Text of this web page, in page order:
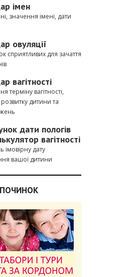
імен
значення імені, дати
овуляції
сприятливих для зачаття
вагітності
терміну вагітності,
дитини та
дати пологів
вагітності
імовірну дату
вашої дитини